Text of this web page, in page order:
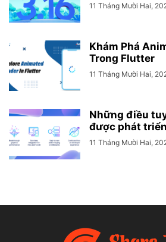
11 Tháng Mười Hai,
Khám Phá
Trong Flutter
11 Tháng Mười Hai,
Những điều
được phát
11 Tháng Mười Hai,